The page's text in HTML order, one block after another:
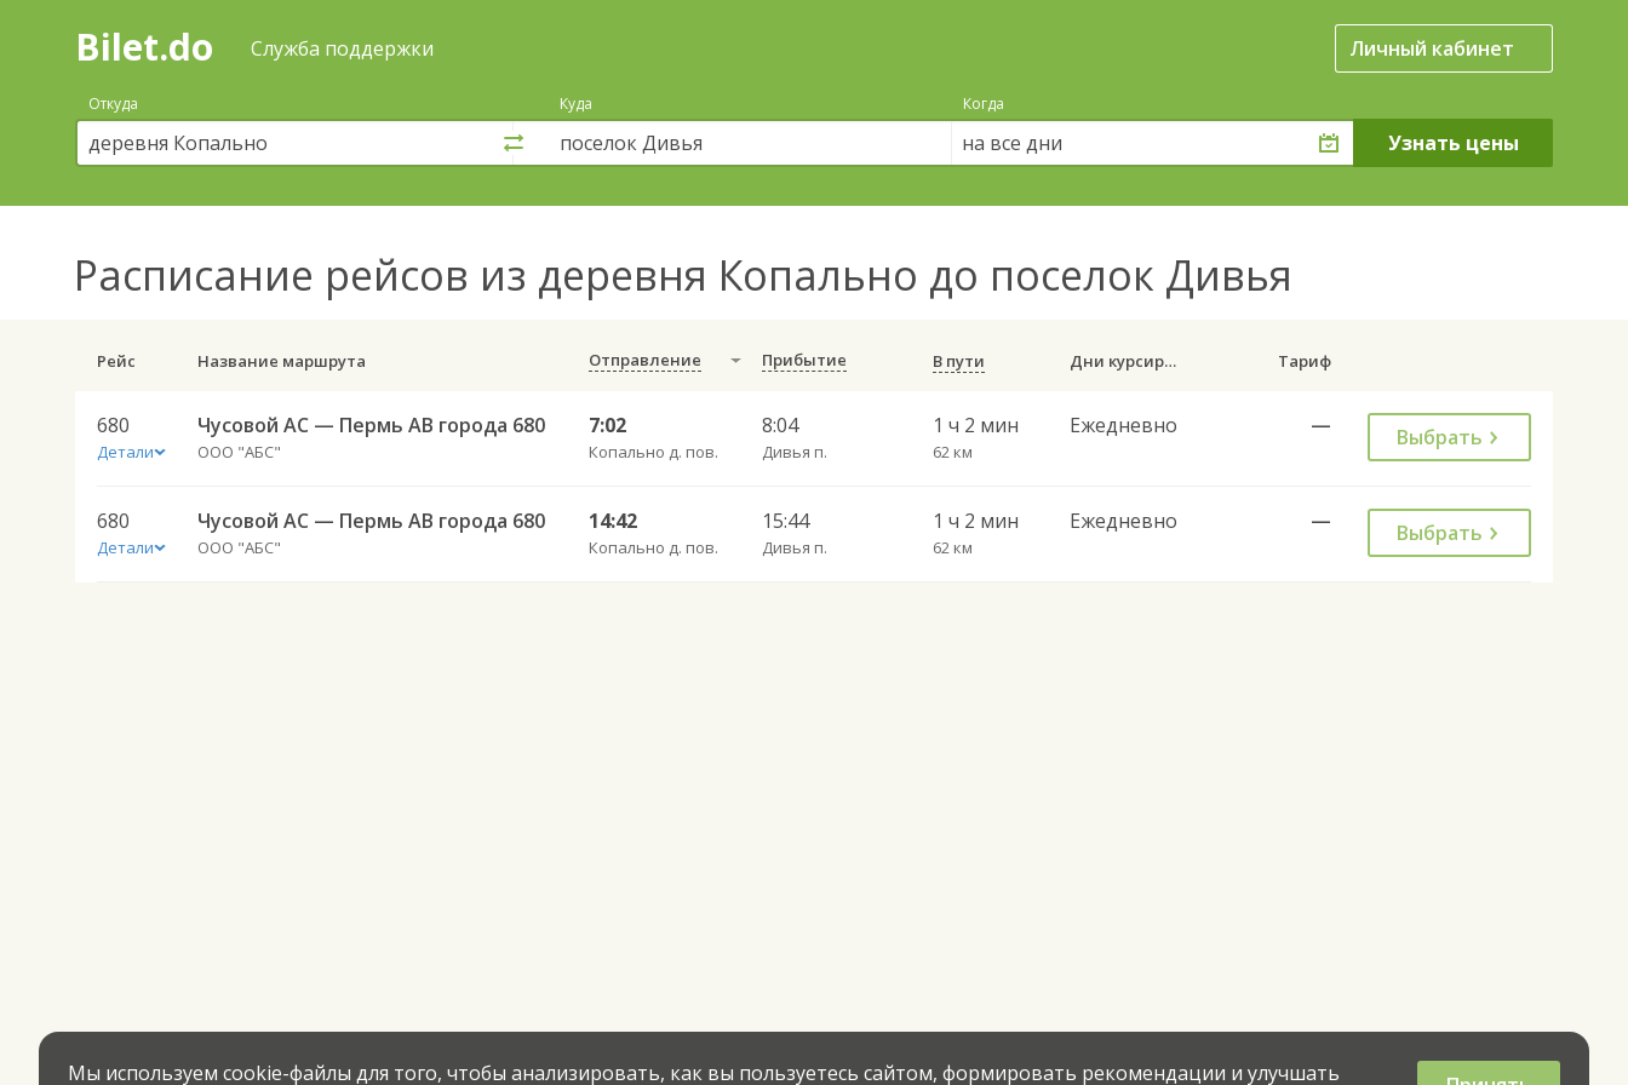
Поиск
покупка
билетов
автобус
онлайн
Bilet.do Служба поддержки Личный кабинет
Откуда Куда Когда
на все дни
Расписание рейсов из деревня Копально до поселок Дивья
Рейс Название маршрута Отправление Прибытие В пути Дни курсирования Тариф
680
Детали
Чусовой АС — Пермь АВ города 680
ООО "АБС"
7:02
Копально д. пов.
8:04
Дивья п.
1 ч 2 мин
62 км
Ежедневно — Выбрать
680
Детали
Чусовой АС — Пермь АВ города 680
ООО "АБС"
14:42
Копально д. пов.
15:44
Дивья п.
1 ч 2 мин
62 км
Ежедневно — Выбрать
Мы используем cookie-файлы для того, чтобы анализировать, как вы пользуетесь сайтом, формировать рекомендации и улучшать